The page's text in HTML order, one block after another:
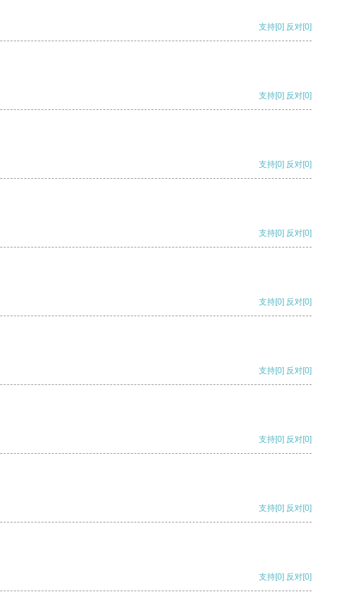
支持[0] 反对[0]
支持[0] 反对[0]
支持[0] 反对[0]
支持[0] 反对[0]
支持[0] 反对[0]
支持[0] 反对[0]
支持[0] 反对[0]
支持[0] 反对[0]
支持[0] 反对[0]